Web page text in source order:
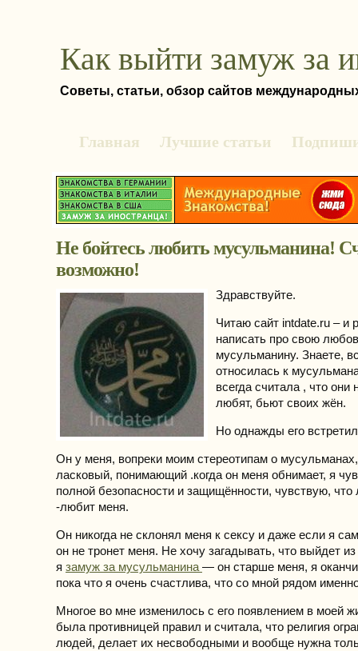
Как выйти замуж за
Советы, статьи, обзор сайтов
Главная Лучшие статьи
Не бойтесь любить мусульманина!
возможно!
Здравствуйте.
Читаю сайт intdate.ru – и
написать про свою
мусульманину. Знаете,
относилась к
всегда считала , что они
любят, бьют своих жён.
Но однажды его
Он у меня, вопреки моим стереотипам о
ласковый, понимающий .когда он меня обнимает, я
полной безопасности и защищённости, чувствую,
-любит меня.
Он никогда не склонял меня к сексу и даже если я
он не тронет меня. Не хочу загадывать, что выйдет
я замуж за мусульманина — он старше меня, я
пока что я очень счастлива, что со мной рядом
Многое во мне изменилось с его появлением в моей
была противницей правил и считала, что религия
людей, делает их несвободными и вообще нужна